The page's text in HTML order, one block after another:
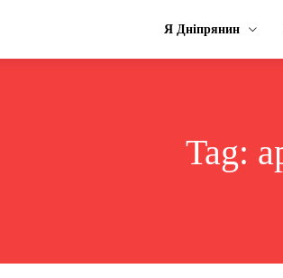
Я Дніпрянин
Tag: